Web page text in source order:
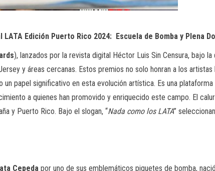
Edición Puerto Rico 2024: Escuela de Bomba y Plena
), lanzados por la revista digital Héctor Luis Sin Censura, bajo
y áreas cercanas. Estos premios no solo honran a los
un papel significativo en esta evolución artística. Es una
a quienes han promovido y enriquecido este campo. El
y Puerto Rico. Bajo el slogan, “Nada como los LATA”
Cepeda por uno de sus emblemáticos piquetes de bomba,